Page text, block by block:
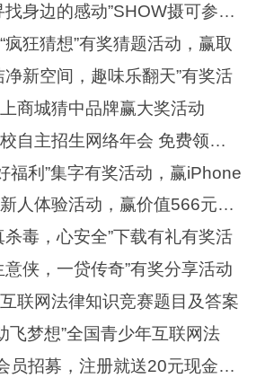
身边的感动”SHOW摄可参有奖
疯狂猜想”有奖猜题活动，赢取
净新空间，趣味乐翻天”有奖活
商城猜中品牌赢大奖活动
自主招生网络年会 免费领取备
福利”集字有奖活动，赢iPhone
人体验活动，赢价值566元礼品
杀毒，心安全”下载有礼有奖活
意侠，一贷传奇”有奖分享活动
联网法律知识竞赛题目及答案
飞梦想”全国青少年互联网法
招募，注册就送20元现金还能